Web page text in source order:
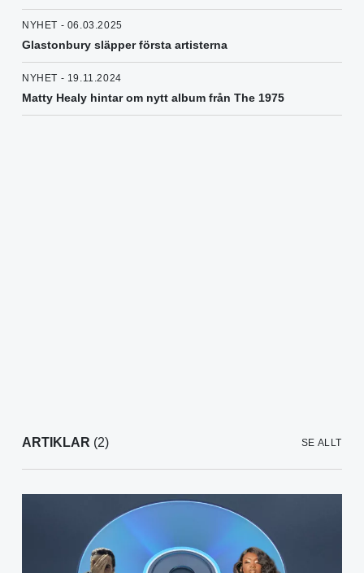
NYHET - 06.03.2025
Glastonbury släpper första artisterna
NYHET - 19.11.2024
Matty Healy hintar om nytt album från The 1975
ARTIKLAR (2) SE ALLT